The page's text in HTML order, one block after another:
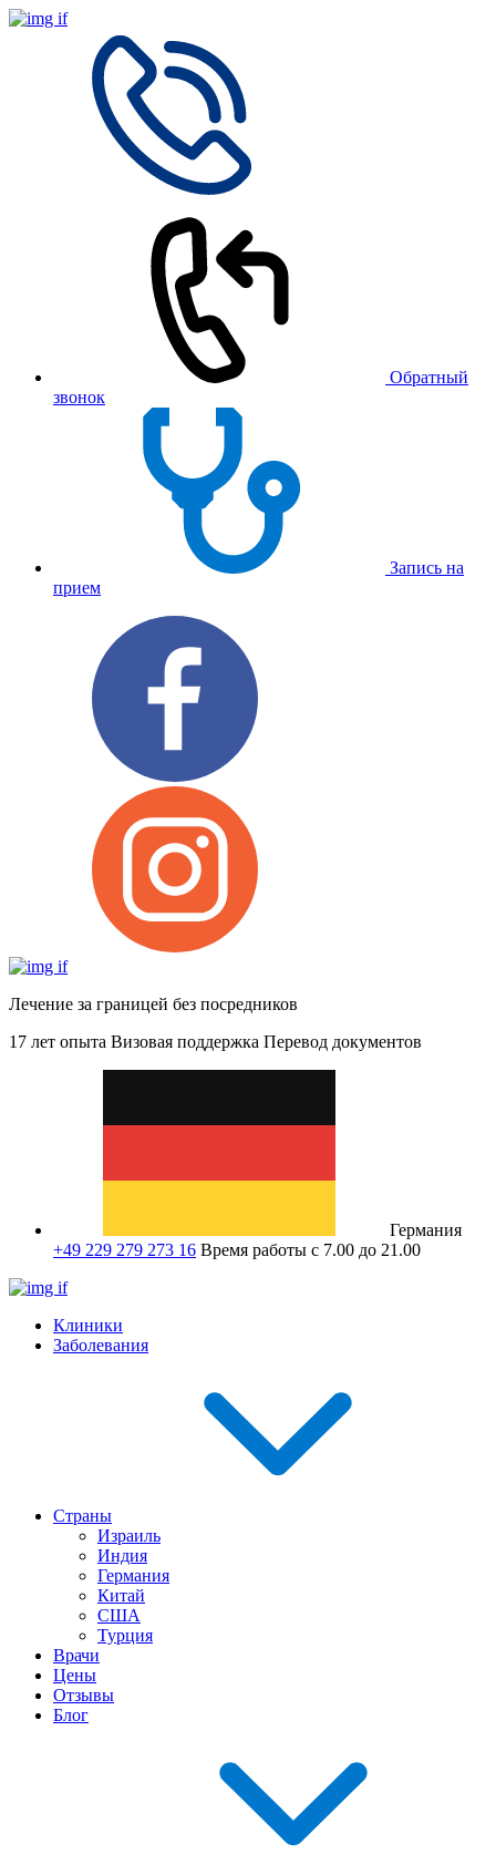
Обратный
звонок
Запись на
прием
Лечение за границей без посредников
17 лет опыта Визовая поддержка Перевод документов
Германия
+49 229 279 273 16 Время работы с 7.00 до 21.00
Клиники
Заболевания
Страны
Израиль
Индия
Германия
Китай
США
Турция
Врачи
Цены
Отзывы
Блог